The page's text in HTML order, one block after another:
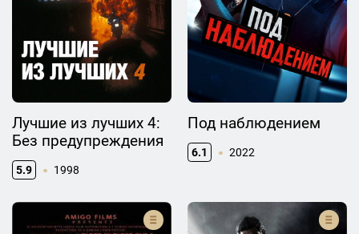
Лучшие из лучших 4:
Без предупреждения
5.9 1998
Под наблюдением
6.1 2022